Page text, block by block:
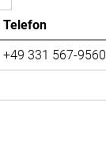
Telefon
+49 331 567-9560